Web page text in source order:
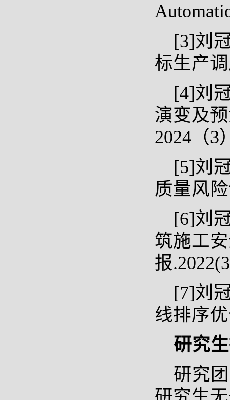
[3]刘
标生产
[4]刘
演变及
2024（3
[5]刘
质量风
[6]刘
筑施工
报
[7]刘
线排序
研究
研究